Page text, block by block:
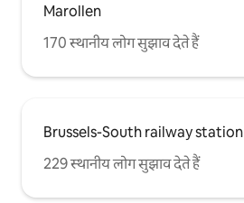
Marollen
170 स्थानीय लोग सुझाव देते हैं
Brussels-South railway station
229 स्थानीय लोग सुझाव देते हैं